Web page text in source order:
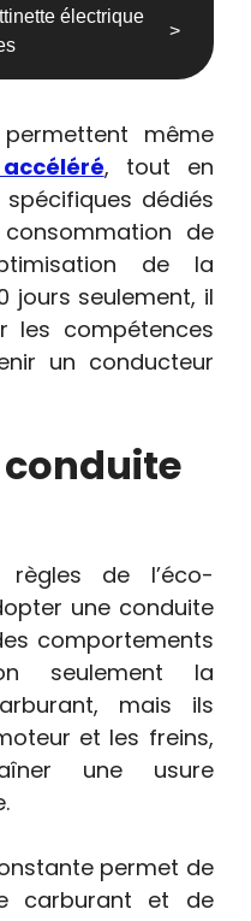
électrique
même
, tout en
dédiés
de
de la
jours seulement, il
les compétences
un conducteur
règles de l’éco-
une conduite
comportements
seulement la
mais ils
et les freins,
une usure
permet de
carburant et de